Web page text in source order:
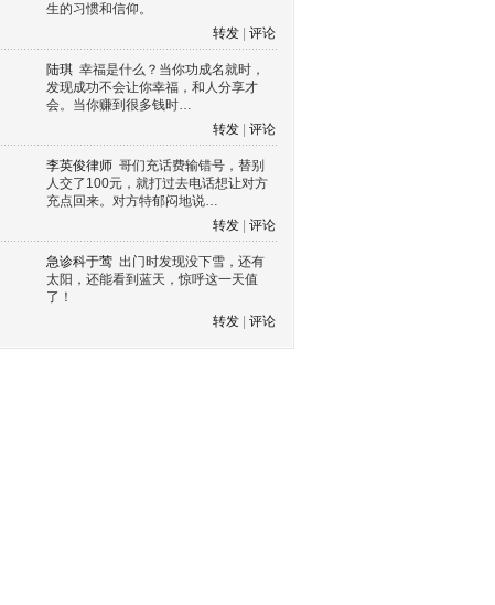
生的习惯和信仰。
转发
评论
陆琪 幸福是什么？当你功成名就时，
发现成功不会让你幸福，和人分享才
会。当你赚到很多钱时…
转发
评论
李英俊律师 哥们充话费输错号，替别
人交了100元，就打过去电话想让对方
充点回来。对方特郁闷地说…
转发
评论
急诊科于莺 出门时发现没下雪，还有
太阳，还能看到蓝天，惊呼这一天值
了！
转发
评论